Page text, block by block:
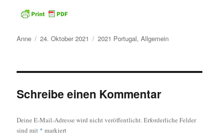
Autor
Anne
Veröffentlicht
24. Oktober 2021 Kategorien
2021 Portugal,Allgemein
Schreibe einen Kommentar
Deine E-Mail-Adresse wird nicht veröffentlicht.Erforderliche Felder
sind mit * markiert